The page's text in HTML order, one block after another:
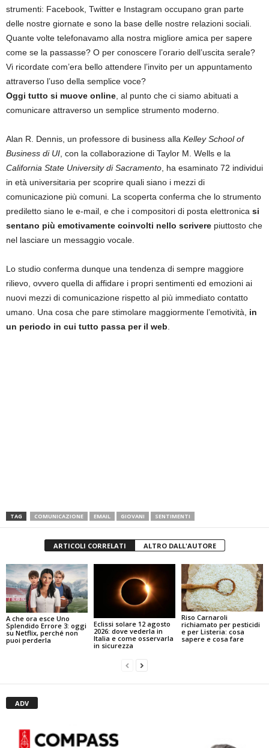
strumenti: Facebook, Twitter e Instagram occupano gran parte
delle nostre giornate e sono la base delle nostre relazioni sociali.
Quante volte telefonavamo alla nostra migliore amica per sapere
come se la passasse? O per conoscere l’orario dell’uscita serale?
Vi ricordate com’era bello attendere l’invito per un appuntamento
attraverso l’uso della semplice voce?
Oggi tutto si muove online , al punto che ci siamo abituati a
comunicare attraverso un semplice strumento moderno.
Alan R. Dennis, un professore di business alla Kelley School of
Business di UI , con la collaborazione di Taylor M. Wells e la
California State University di Sacramento , ha esaminato 72 individui
in età universitaria per scoprire quali siano i mezzi di
comunicazione più comuni. La scoperta conferma che lo strumento
prediletto siano le e-mail, e che i compositori di posta elettronica si
sentano più emotivamente coinvolti nello scrivere piuttosto che
nel lasciare un messaggio vocale.
Lo studio conferma dunque una tendenza di sempre maggiore
rilievo, ovvero quella di affidare i propri sentimenti ed emozioni ai
nuovi mezzi di comunicazione rispetto al più immediato contatto
umano. Una cosa che pare stimolare maggiormente l’emotività, in
un periodo in cui tutto passa per il web
TAG COMUNICAZIONE EMAIL GIOVANI SENTIMENTI
ARTICOLI CORRELATI ALTRO DALL'AUTORE
A che ora esce Uno
Splendido Errore 3: oggi
su Netflix, perché non
puoi perderla
Eclissi solare 12 agosto
2026: dove vederla in
Italia e come osservarla
in sicurezza
Riso Carnaroli
richiamato per pesticidi
e per Listeria: cosa
sapere e cosa fare
ADV